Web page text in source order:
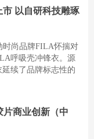
以自研科技雕琢
时尚品牌FILA怀揣对
呼吸壳冲锋衣。源
续了品牌标志性的
片商业创新（中